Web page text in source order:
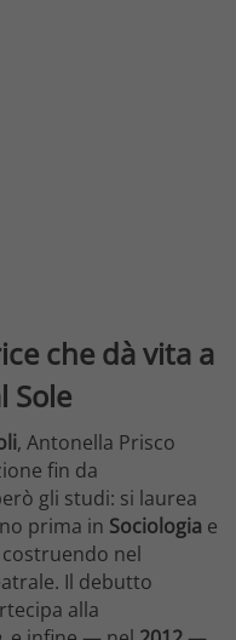
che dà vita a
Sole
, Antonella Prisco
fin da
gli studi: si laurea
prima in Sociologia e
costruendo nel
Il debutto
alla